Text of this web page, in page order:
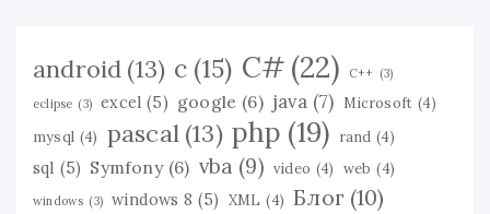
android (13) c (15) C# (22) C++ (3)
eclipse (3) excel (5) google (6) java (7) Microsoft (4)
mysql (4) pascal (13) php (19) rand (4)
sql (5) Symfony (6) vba (9) video (4) web (4)
windows (3) windows 8 (5) XML (4) Блог (10)